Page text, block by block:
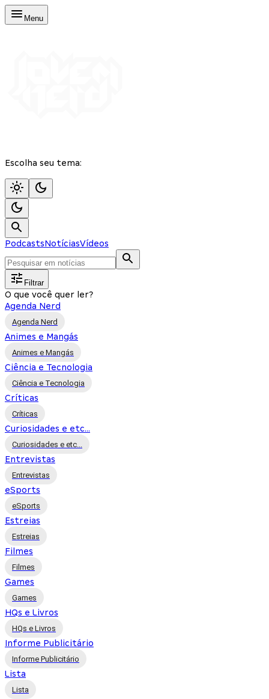
Menu
Escolha seu tema:
PodcastsNotíciasVídeos
Filtrar
O que você quer ler?
Agenda Nerd
Agenda Nerd
Animes e Mangás
Animes e Mangás
Ciência e Tecnologia
Ciência e Tecnologia
Críticas
Críticas
Curiosidades e etc...
Curiosidades e etc...
Entrevistas
Entrevistas
eSports
eSports
Estreias
Estreias
Filmes
Filmes
Games
Games
HQs e Livros
HQs e Livros
Informe Publicitário
Informe Publicitário
Lista
Lista